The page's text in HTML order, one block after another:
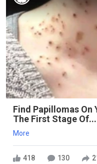
Find Papillomas On
The First Stage Of...
More
418 130